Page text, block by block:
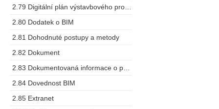
2.80 Dodatek o BIM
2.81 Dohodnuté postupy a metody
2.82 Dokument
2.84 Dovednost BIM
2.85 Extranet